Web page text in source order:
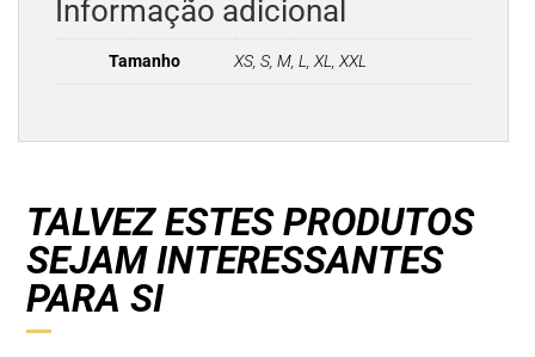
Informação adicional
Tamanho XS, S, M, L, XL, XXL
TALVEZ ESTES PRODUTOS
SEJAM INTERESSANTES
PARA SI